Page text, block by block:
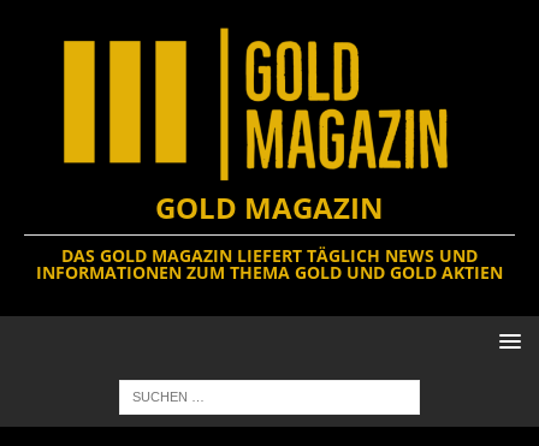
GOLD MAGAZIN
DAS GOLD MAGAZIN LIEFERT TÄGLICH NEWS UND
INFORMATIONEN ZUM THEMA GOLD UND GOLD AKTIEN